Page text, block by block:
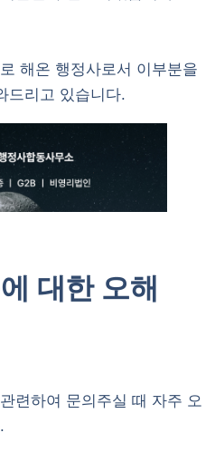
해온 행정사로서 이부분을
드리고 있습니다.
대한 오해
련하여 문의주실 때 자주 오